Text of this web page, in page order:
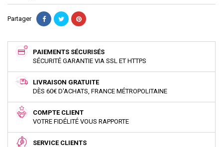
Partager
PAIEMENTS SÉCURISÉS
SÉCURITÉ GARANTIE VIA SSL ET HTTPS
LIVRAISON GRATUITE
DÈS 60€ D'ACHATS, FRANCE MÉTROPOLITAINE
COMPTE CLIENT
VOTRE FIDÉLITÉ VOUS RAPPORTE
SERVICE CLIENTS